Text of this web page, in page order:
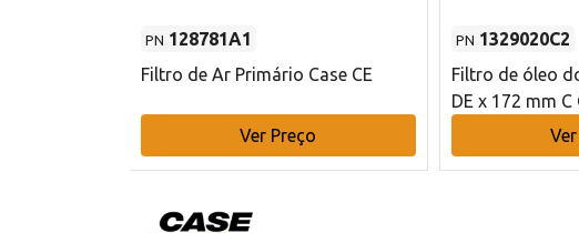
PN 128781A1
Filtro de Ar Primário Case CE
Ver Preço
PN 1329020C2
Filtro de óleo
DE x 172 mm C